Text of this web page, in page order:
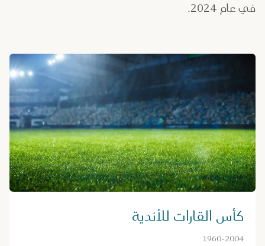
في عام 2024.
كأس القارات للأندية
1960-2004